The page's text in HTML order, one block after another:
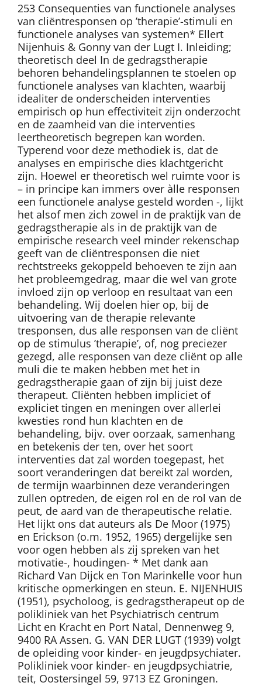
253 Consequenties van functionele analyses
van cliëntresponsen op ’therapie’-stimuli en
functionele analyses van systemen* Ellert
Nijenhuis & Gonny van der Lugt I. Inleiding;
theoretisch deel In de gedragstherapie
behoren behandelingsplannen te stoelen op
functionele analyses van klachten, waarbij
idealiter de onderscheiden interventies
empirisch op hun effectiviteit zijn onderzocht
en de zaamheid van die interventies
leertheoretisch begrepen kan worden.
Typerend voor deze methodiek is, dat de
analyses en empirische dies klachtgericht
zijn. Hoewel er theoretisch wel ruimte voor is
– in principe kan immers over àlle responsen
een functionele analyse gesteld worden -, lijkt
het alsof men zich zowel in de praktijk van de
gedragstherapie als in de praktijk van de
empirische research veel minder rekenschap
geeft van de cliëntresponsen die niet
rechtstreeks gekoppeld behoeven te zijn aan
het probleemgedrag, maar die wel van grote
invloed zijn op verloop en resultaat van een
behandeling. Wij doelen hier op, bij de
uitvoering van de therapie relevante
tresponsen, dus alle responsen van de cliënt
op de stimulus ’therapie’, of, nog preciezer
gezegd, alle responsen van deze cliënt op alle
muli die te maken hebben met het in
gedragstherapie gaan of zijn bij juist deze
therapeut. Cliënten hebben impliciet of
expliciet tingen en meningen over allerlei
kwesties rond hun klachten en de
behandeling, bijv. over oorzaak, samenhang
en betekenis der ten, over het soort
interventies dat zal worden toegepast, het
soort veranderingen dat bereikt zal worden,
de termijn waarbinnen deze veranderingen
zullen optreden, de eigen rol en de rol van de
peut, de aard van de therapeutische relatie.
Het lijkt ons dat auteurs als De Moor (1975)
en Erickson (o.m. 1952, 1965) dergelijke sen
voor ogen hebben als zij spreken van het
motivatie-, houdingen- * Met dank aan
Richard Van Dijck en Ton Marinkelle voor hun
kritische opmerkingen en steun. E. NIJENHUIS
(1951), psycholoog, is gedragstherapeut op de
polikliniek van het Psychiatrisch centrum
Licht en Kracht en Port Natal, Dennenweg 9,
9400 RA Assen. G. VAN DER LUGT (1939) volgt
de opleiding voor kinder- en jeugdpsychiater.
Polikliniek voor kinder- en jeugdpsychiatrie,
teit, Oostersingel 59, 9713 EZ Groningen.